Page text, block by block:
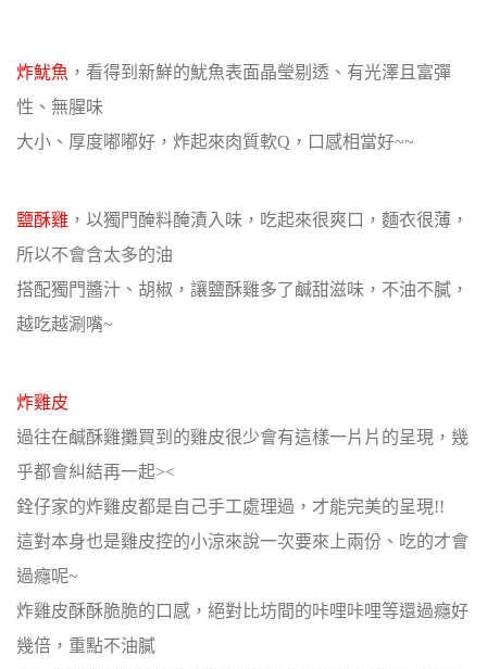
炸魷魚 ，看得到新鮮的魷魚表面晶瑩剔透、有光澤且富彈
性、無腥味
大小、厚度嘟嘟好，炸起來肉質軟Q，口感相當好~~
鹽酥雞 ，以獨門醃料醃漬入味，吃起來很爽口，麵衣很薄，
所以不會含太多的油
搭配獨門醬汁、胡椒，讓鹽酥雞多了鹹甜滋味，不油不膩，
越吃越涮嘴~
炸雞皮
過往在鹹酥雞攤買到的雞皮很少會有這樣一片片的呈現，幾
乎都會糾結再一起><
銓仔家的炸雞皮都是自己手工處理過，才能完美的呈現!!
這對本身也是雞皮控的小涼來說一次要來上兩份、吃的才會
過癮呢~
炸雞皮酥酥脆脆的口感，絕對比坊間的咔哩咔哩等還過癮好
幾倍，重點不油膩